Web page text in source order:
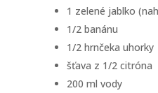
1 zelené jablko
1/2 banánu
1/2 hrnčeka uhorky
šťava z 1/2 citróna
200 ml vody